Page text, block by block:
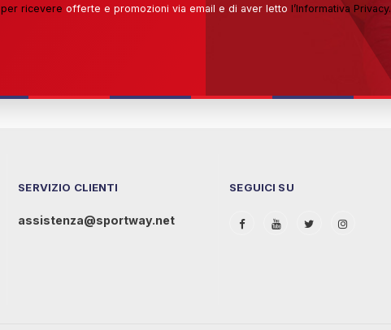
per ricevere offerte e promozioni via email e di aver letto l’Informativa Privacy.
SERVIZIO CLIENTI
assistenza@sportway.net
SEGUICI SU